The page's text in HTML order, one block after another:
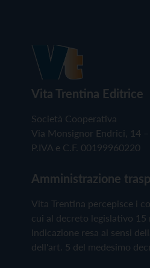
Vita Trentina Editrice
Società Cooperativa
Via Monsignor Endrici, 14
P.IVA e C.F. 00199960220
Amministrazione
Vita Trentina percepisce i
cui al decreto legislativo 15
Indicazione resa ai sensi
dell'art. 5 del medesimo